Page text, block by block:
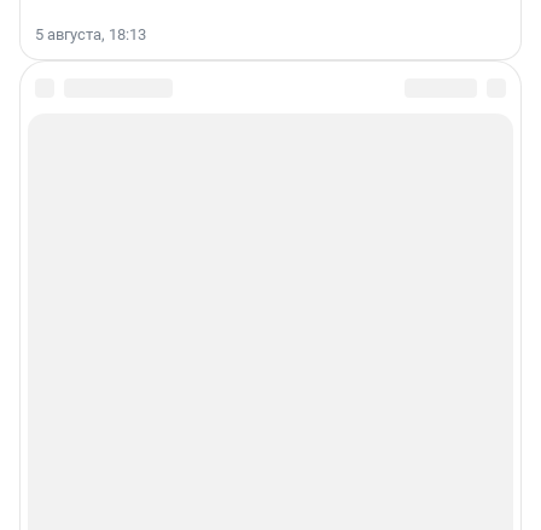
5 августа, 18:13